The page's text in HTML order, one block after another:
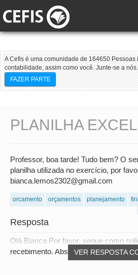
A Cefis é uma comunidade de 164650 Pessoas
contabilidade, assim como você. Junte-se a
FAZER PARTE
PLANILHA EXCEL
Professor, boa tarde! Tudo bem? O
planilha utilizada no exercício, por
bianca.lemos2302@gmail.com
orcamento orçamentos planejamento
Resposta
VER RESPOSTA
Olá Bianca Por favor, segue como
recebimento. Abs